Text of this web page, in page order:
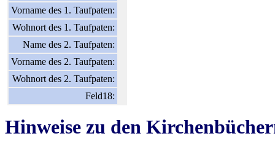
Vorname des 1. Taufpaten:
Wohnort des 1. Taufpaten:
Name des 2. Taufpaten:
Vorname des 2. Taufpaten:
Wohnort des 2. Taufpaten:
Feld18:
Hinweise zu den